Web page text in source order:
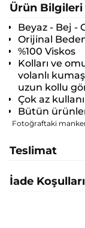
Ürün Bilgileri
Beyaz - Bej -
Orijinal
%100 Viskos
Kolları ve
volanlı
uzun kollu
Çok az
Bütün
Fotoğraftaki
Teslimat
İade Koşulları